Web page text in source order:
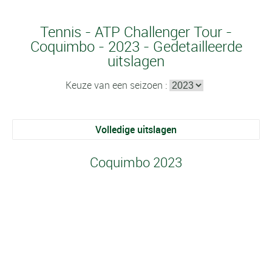
Tennis - ATP Challenger Tour -
Coquimbo - 2023 - Gedetailleerde
uitslagen
Keuze van een seizoen :
Volledige uitslagen
Coquimbo 2023